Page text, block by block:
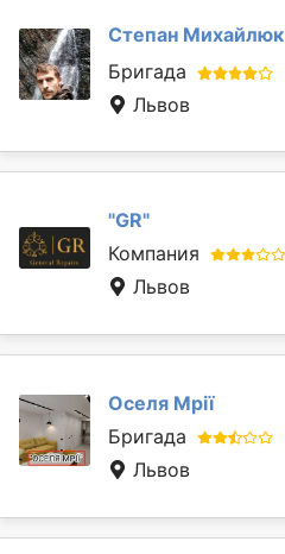
Степан Михайлюк
Бригада
Львов
"GR"
Компания
Львов
Оселя Мрії
Бригада
Львов